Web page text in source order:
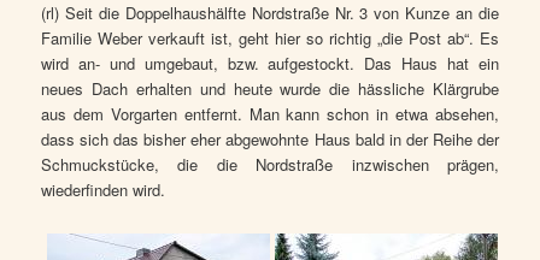
(rl) Seit die Doppelhaushälfte Nordstraße Nr. 3 von Kunze an die
Familie Weber verkauft ist, geht hier so richtig „die Post ab“. Es
wird an- und umgebaut, bzw. aufgestockt. Das Haus hat ein
neues Dach erhalten und heute wurde die hässliche Klärgrube
aus dem Vorgarten entfernt. Man kann schon in etwa absehen,
dass sich das bisher eher abgewohnte Haus bald in der Reihe der
Schmuckstücke, die die Nordstraße inzwischen prägen,
wiederfinden wird.